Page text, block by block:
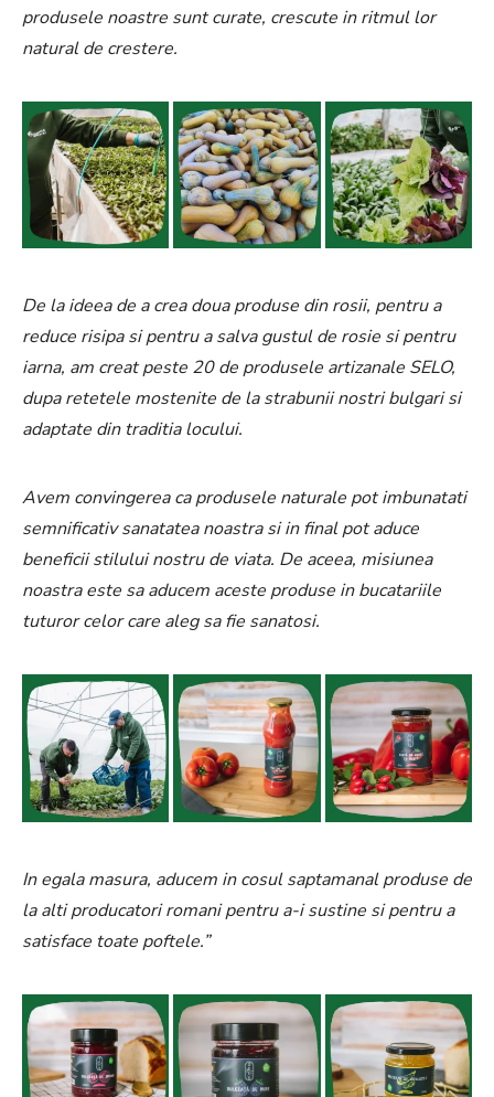
produsele noastre sunt curate, crescute in ritmul lor
natural de crestere.
De la ideea de a crea doua produse din rosii, pentru a
reduce risipa si pentru a salva gustul de rosie si pentru
iarna, am creat peste 20 de produsele artizanale SELO,
dupa retetele mostenite de la strabunii nostri bulgari si
adaptate din traditia locului.
Avem convingerea ca produsele naturale pot imbunatati
semnificativ sanatatea noastra si in final pot aduce
beneficii stilului nostru de viata. De aceea, misiunea
noastra este sa aducem aceste produse in bucatariile
tuturor celor care aleg sa fie sanatosi.
In egala masura, aducem in cosul saptamanal produse de
la alti producatori romani pentru a-i sustine si pentru a
satisface toate poftele.”